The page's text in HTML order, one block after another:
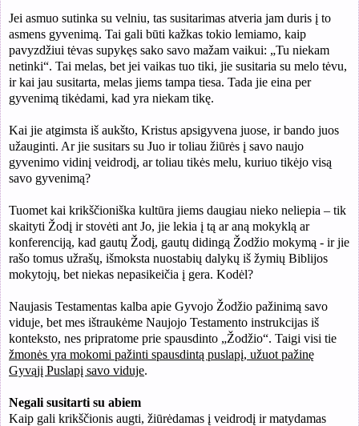
Jei asmuo sutinka su velniu, tas susitarimas atveria jam duris į to
asmens gyvenimą. Tai gali būti kažkas tokio lemiamo, kaip
pavyzdžiui tėvas supykęs sako savo mažam vaikui: „Tu niekam
netinki“. Tai melas, bet jei vaikas tuo tiki, jie susitaria su melo tėvu,
ir kai jau susitarta, melas jiems tampa tiesa. Tada jie eina per
gyvenimą tikėdami, kad yra niekam tikę.
Kai jie atgimsta iš aukšto, Kristus apsigyvena juose, ir bando juos
užauginti. Ar jie susitars su Juo ir toliau žiūrės į savo naujo
gyvenimo vidinį veidrodį, ar toliau tikės melu, kuriuo tikėjo visą
savo gyvenimą?
Tuomet kai krikščioniška kultūra jiems daugiau nieko neliepia – tik
skaityti Žodį ir stovėti ant Jo, jie lekia į tą ar aną mokyklą ar
konferenciją, kad gautų Žodį, gautų didingą Žodžio mokymą - ir jie
rašo tomus užrašų, išmoksta nuostabių dalykų iš žymių Biblijos
mokytojų, bet niekas nepasikeičia į gera. Kodėl?
Naujasis Testamentas kalba apie Gyvojo Žodžio pažinimą savo
viduje, bet mes ištraukėme Naujojo Testamento instrukcijas iš
konteksto, nes pripratome prie spausdinto „Žodžio“. Taigi visi tie
žmonės yra mokomi pažinti spausdintą puslapį, užuot pažinę
Gyvąjį Puslapį savo viduje.
Negali susitarti su abiem
Kaip gali krikščionis augti, žiūrėdamas į veidrodį ir matydamas